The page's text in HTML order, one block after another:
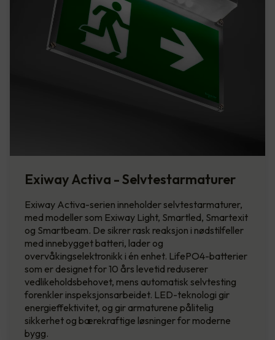
Exiway Activa - Selvtestarmaturer
Exiway Activa-serien inneholder selvtestarmaturer,
med modeller som Exiway Light, Smartled, Smartexit
og Smartbeam. De sikrer rask reaksjon i nødstilfeller
med innebygget batteri, lader og
overvåkingselektronikk i én enhet. LifePO4-batterier
som er designet for 10 års levetid reduserer
vedlikeholdsbehovet, mens automatisk selvtesting
forenkler inspeksjonsarbeidet. LED-teknologi gir
energieffektivitet, og gir armaturene pålitelig
sikkerhet og bærekraftige løsninger for moderne
bygg.